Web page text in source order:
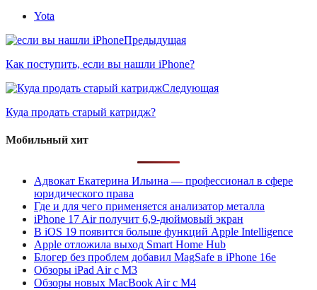
Yota
Предыдущая
Как поступить, если вы нашли iPhone?
Следующая
Куда продать старый катридж?
Мобильный хит
Адвокат Екатерина Ильина — профессионал в сфере
юридического права
Где и для чего применяется анализатор металла
iPhone 17 Air получит 6,9-дюймовый экран
В iOS 19 появится больше функций Apple Intelligence
Apple отложила выход Smart Home Hub
Блогер без проблем добавил MagSafe в iPhone 16e
Обзоры iPad Air с M3
Обзоры новых MacBook Air с M4